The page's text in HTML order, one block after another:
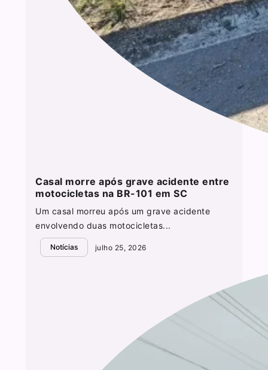
Casal morre após grave acidente entre
motocicletas na BR-101 em SC
Um casal morreu após um grave acidente
envolvendo duas motocicletas...
Notícias julho 25, 2026